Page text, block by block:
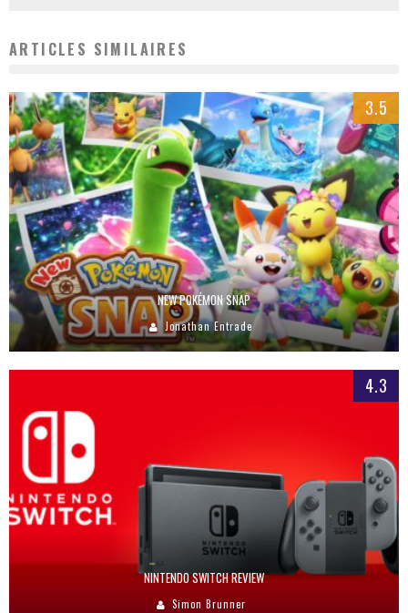
ARTICLES SIMILAIRES
3.5
NEW POKÉMON SNAP
Jonathan Entrade
4.3
NINTENDO SWITCH REVIEW
Simon Brunner